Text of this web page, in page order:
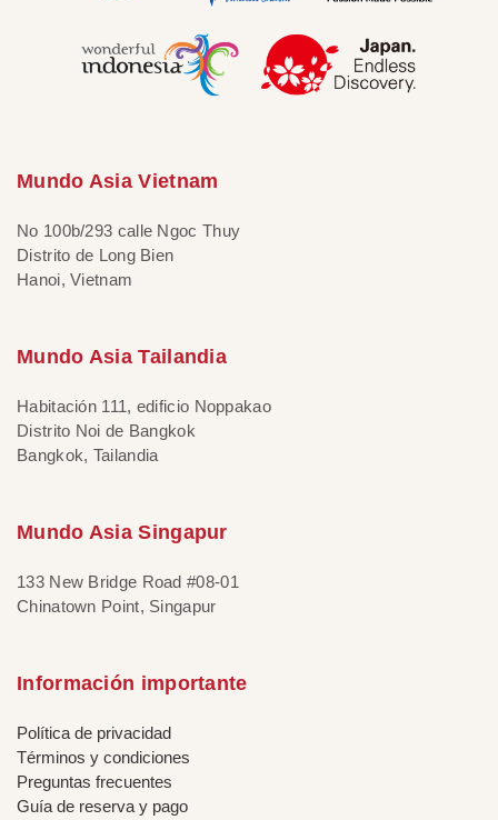
Mundo Asia Vietnam
No 100b/293 calle Ngoc Thuy
Distrito de Long Bien
Hanoi, Vietnam
Mundo Asia Tailandia
Habitación 111, edificio Noppakao
Distrito Noi de Bangkok
Bangkok, Tailandia
Mundo Asia Singapur
133 New Bridge Road #08-01
Chinatown Point, Singapur
Información importante
Política de privacidad
Términos y condiciones
Preguntas frecuentes
Guía de reserva y pago